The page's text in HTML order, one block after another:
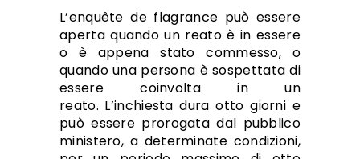
L’enquête de flagrance può essere
aperta quando un reato è in essere
o è appena stato commesso, o
quando una persona è sospettata di
essere coinvolta in un
reato. L’inchiesta dura otto giorni e
può essere prorogata dal pubblico
ministero, a determinate condizioni,